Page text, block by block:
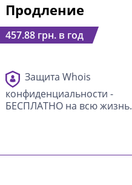
Продление
457.88 грн. в год
Защита Whois
конфиденциальности -
БЕСПЛАТНО на всю жизнь.